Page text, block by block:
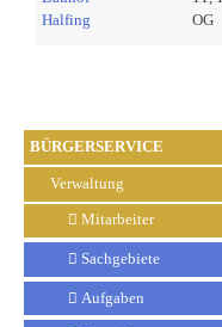
BÜRGERSERVICE
Verwaltung
Mitarbeiter
Sachgebiete
Aufgaben
Halfing
OG